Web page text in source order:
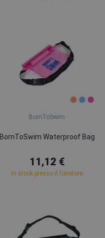
BornToSwim
BornToSwim Waterproof Bag
11,12 €
In stock presso il fornitore